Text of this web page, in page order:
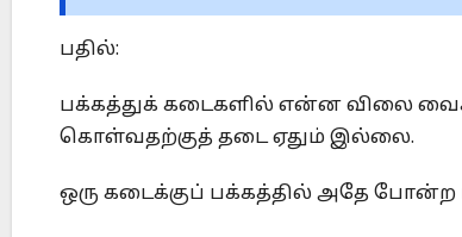
பதில்:
பக்கத்துக் கடைகளில் என்ன விலை
கொள்வதற்குத் தடை ஏதும் இல்லை.
ஒரு கடைக்குப் பக்கத்தில் அதே